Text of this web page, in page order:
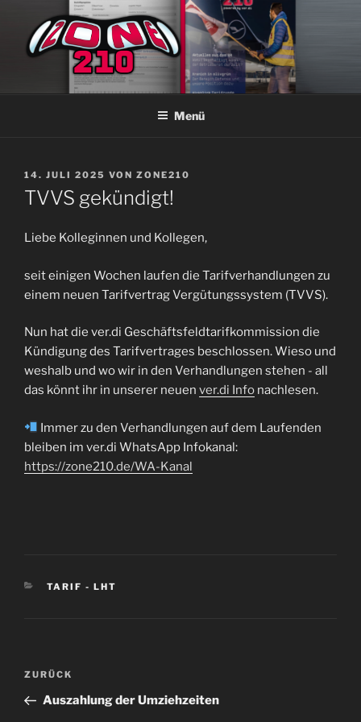
springen
ZONE210
Die ver.di Zeitschrift bei Lufthansa Technik Hamburg
Menü
VERÖFFENTLICHT
AM
14. JULI 2025 VON ZONE210
TVVS gekündigt!
Liebe Kolleginnen und Kollegen,
seit einigen Wochen laufen die Tarifverhandlungen zu
einem neuen Tarifvertrag Vergütungssystem (TVVS).
Nun hat die ver.di Geschäftsfeldtarifkommission die
Kündigung des Tarifvertrages beschlossen. Wieso und
weshalb und wo wir in den Verhandlungen stehen - all
das könnt ihr in unserer neuen ver.di Info nachlesen.
Immer zu den Verhandlungen auf dem Laufenden
bleiben im ver.di WhatsApp Infokanal:
https://zone210.de/WA-Kanal
KATEGORIEN
TARIF - LHT
Beitragsnavigation
Vorheriger
Beitrag
ZURÜCK
Auszahlung der Umziehzeiten